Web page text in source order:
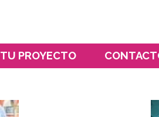
TU PROYECTO